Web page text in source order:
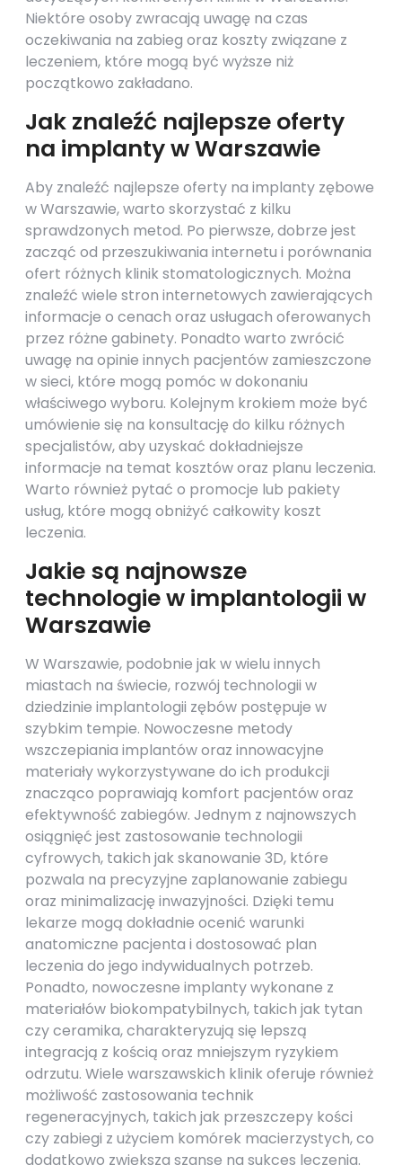
Niektóre osoby zwracają uwagę na czas
oczekiwania na zabieg oraz koszty związane z
leczeniem, które mogą być wyższe niż
początkowo zakładano.
Jak znaleźć najlepsze oferty
na implanty w Warszawie
Aby znaleźć najlepsze oferty na implanty zębowe
w Warszawie, warto skorzystać z kilku
sprawdzonych metod. Po pierwsze, dobrze jest
zacząć od przeszukiwania internetu i porównania
ofert różnych klinik stomatologicznych. Można
znaleźć wiele stron internetowych zawierających
informacje o cenach oraz usługach oferowanych
przez różne gabinety. Ponadto warto zwrócić
uwagę na opinie innych pacjentów zamieszczone
w sieci, które mogą pomóc w dokonaniu
właściwego wyboru. Kolejnym krokiem może być
umówienie się na konsultację do kilku różnych
specjalistów, aby uzyskać dokładniejsze
informacje na temat kosztów oraz planu leczenia.
Warto również pytać o promocje lub pakiety
usług, które mogą obniżyć całkowity koszt
leczenia.
Jakie są najnowsze
technologie w implantologii w
Warszawie
W Warszawie, podobnie jak w wielu innych
miastach na świecie, rozwój technologii w
dziedzinie implantologii zębów postępuje w
szybkim tempie. Nowoczesne metody
wszczepiania implantów oraz innowacyjne
materiały wykorzystywane do ich produkcji
znacząco poprawiają komfort pacjentów oraz
efektywność zabiegów. Jednym z najnowszych
osiągnięć jest zastosowanie technologii
cyfrowych, takich jak skanowanie 3D, które
pozwala na precyzyjne zaplanowanie zabiegu
oraz minimalizację inwazyjności. Dzięki temu
lekarze mogą dokładnie ocenić warunki
anatomiczne pacjenta i dostosować plan
leczenia do jego indywidualnych potrzeb.
Ponadto, nowoczesne implanty wykonane z
materiałów biokompatybilnych, takich jak tytan
czy ceramika, charakteryzują się lepszą
integracją z kością oraz mniejszym ryzykiem
odrzutu. Wiele warszawskich klinik oferuje również
możliwość zastosowania technik
regeneracyjnych, takich jak przeszczepy kości
czy zabiegi z użyciem komórek macierzystych, co
dodatkowo zwiększa szanse na sukces leczenia.